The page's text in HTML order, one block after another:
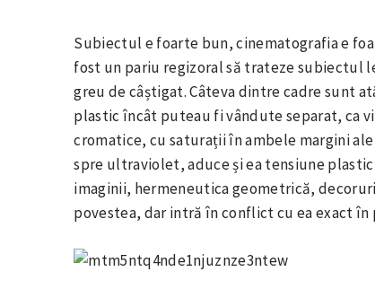
Subiectul e foarte bun, cinematografia e
fost un pariu regizoral să trateze subiectul
greu de câștigat. Câteva dintre cadre sunt
plastic încât puteau fi vândute separat, ca
cromatice, cu saturații în ambele margini
spre ultraviolet, aduce și ea tensiune
imaginii, hermeneutica geometrică,
povestea, dar intră în conflict cu ea exact